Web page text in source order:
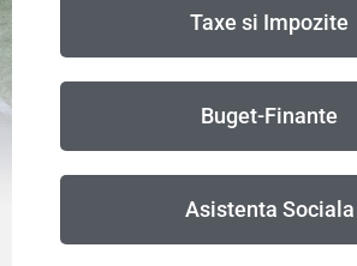
Taxe si Impozite
Buget-Finante
Asistenta Sociala